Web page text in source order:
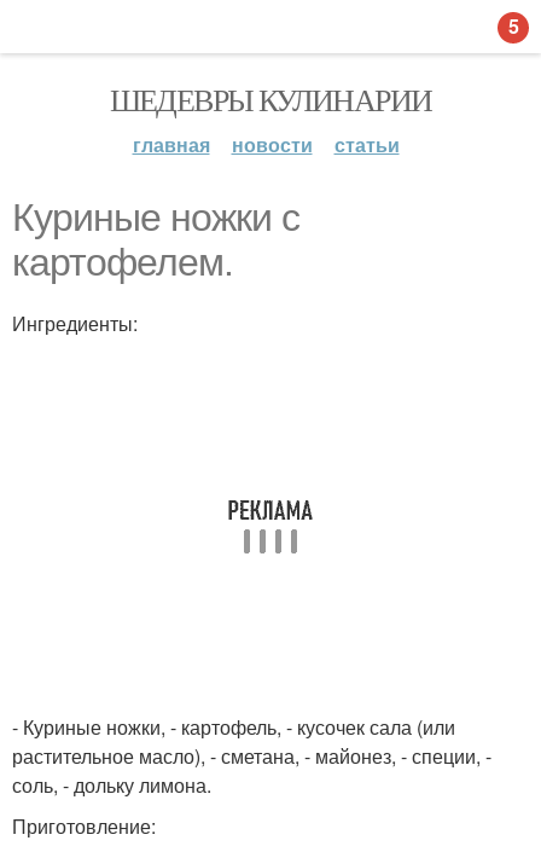
ШЕДЕВРЫ КУЛИНАРИИ
главная новости статьи
Куриные ножки с
картофелем.
Ингредиенты:
- Куриные ножки, - картофель, - кусочек сала (или
растительное масло), - сметана, - майонез, - специи, -
соль, - дольку лимона.
Приготовление:
5